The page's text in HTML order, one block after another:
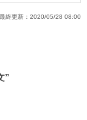
最終更新： 2020/05/28 08:00
”